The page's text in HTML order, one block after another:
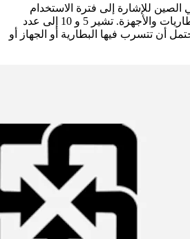
للإشارة إلى فترة الاستخدام
الصديق للبيئة (EFUP) للبطاريات والأجهزة. تشير 5 و 10 إلى عدد
أن تتسرب فيها البطارية أو الجهاز أو